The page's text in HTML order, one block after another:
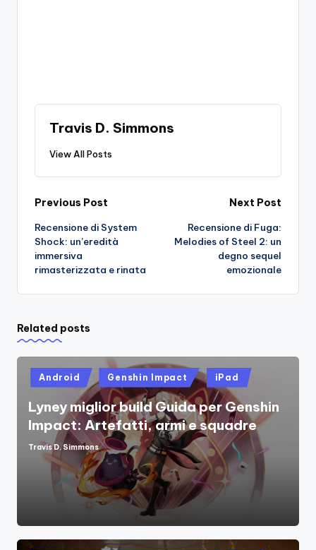
Travis D. Simmons
View All Posts
Post
navigation
Previous Post
Recensione di System
Shock: un’eredità
immersiva
rimasterizzata e rinata
Next Post
Recensione di Fuga:
Melodies of Steel 2: un
degno sequel
emozionale
Related posts
Posted
in
Android Genshin Impact iPad
Lyney miglior build Guida per Genshin
Impact: Artefatti, armi e squadre
Posted
Travis D. Simmons